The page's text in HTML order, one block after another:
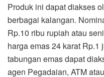
Produk ini dapat diakses
berbagai kalangan.
Rp.10 ribu rupiah atau
harga emas 24 karat Rp.1
tabungan emas dapat
agen Pegadaian, ATM